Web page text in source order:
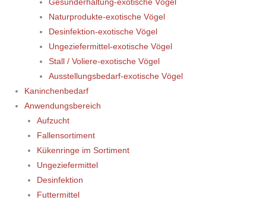
Gesunderhaltung-exotische Vögel
Naturprodukte-exotische Vögel
Desinfektion-exotische Vögel
Ungeziefermittel-exotische Vögel
Stall / Voliere-exotische Vögel
Ausstellungsbedarf-exotische Vögel
Kaninchenbedarf
Anwendungsbereich
Aufzucht
Fallensortiment
Kükenringe im Sortiment
Ungeziefermittel
Desinfektion
Futtermittel